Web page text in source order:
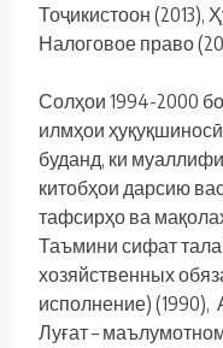
Тоҷикистоон (2013),
Налоговое право
Солҳои 1994-2000
илмҳои
буданд, ки
китобҳои дарсию
тафсирҳо ва
Таъмини сифат
хозяйственных
исполнение) (1990),
Луғат –